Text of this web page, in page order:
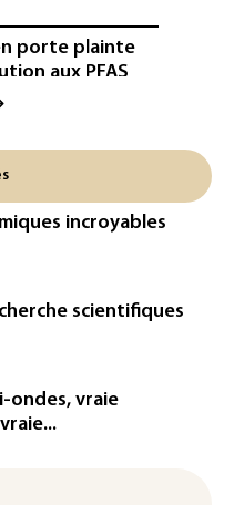
porte plainte
aux PFAS
fin juillet, la
la
milliards
par
de maïs
incroyables
scientifiques
ondes, vraie